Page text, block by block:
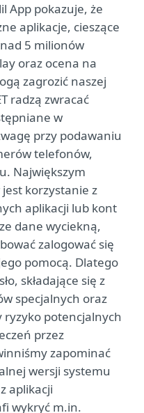
App pokazuje, że
aplikacje, cieszące
5 milionów
oraz ocena na
zagrozić naszej
radzą zwracać
w
przy podawaniu
telefonów,
Największym
korzystanie z
aplikacji lub kont
dane wyciekną,
zalogować się
pomocą. Dlatego
składające się z
specjalnych oraz
ryzyko potencjalnych
przez
zapominać
wersji systemu
aplikacji
wykryć m.in.